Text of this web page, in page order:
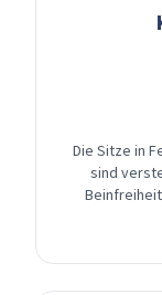
Die Sitze in
sind